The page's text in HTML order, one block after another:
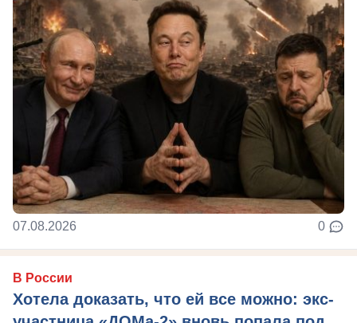
07.08.2026 0
В России
Хотела доказать, что ей все можно: экс-